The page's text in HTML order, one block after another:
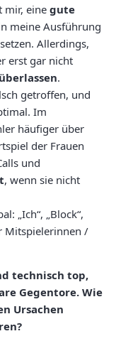
mir, eine gute
meine Ausführung
Allerdings,
erst gar nicht
.
getroffen, und
Im
häufiger über
der Frauen
und
, wenn sie nicht
„Ich“, „Block“,
Mitspielerinnen /
technisch top,
Gegentore. Wie
Ursachen